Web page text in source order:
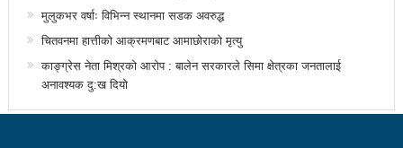
उद्योगको प्रवर्द्धन र विस्तारका लागि प्रदेश सरकारले कानुनी
जटिलतालाई हटाउने: मन्त्री बस्नेत
आगामी आर्थिक वर्षभित्रै भरतपुर विमानस्थलको विस्तार
मुलुकभर वर्षाः विभिन्न स्थानमा सडक अवरुद्ध
चितवनमा हात्तीको आक्रमणबाट आमाछोराको मृत्यु
काङ्ग्रेस नेता मिश्रको आरोप : बालेन सरकारले सिमा क्षेत्रका जनतालाई
अनावश्यक दु:ख दियो